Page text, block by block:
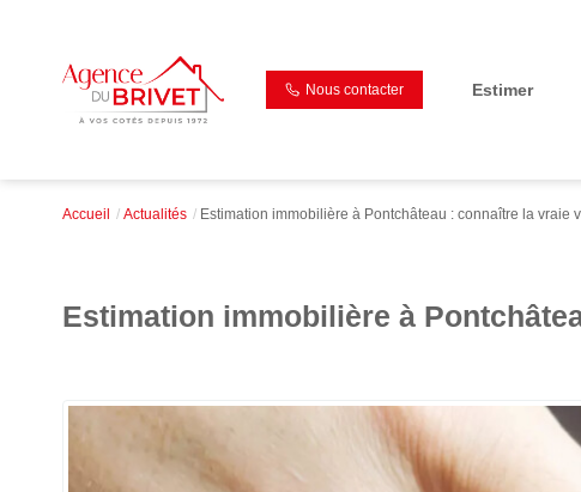
Nous contacter Estimer
Accueil Actualités Estimation immobilière à Pontchâteau : connaître la vraie
Estimation immobilière à